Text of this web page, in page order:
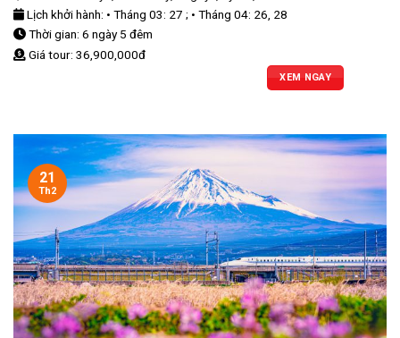
Lịch khởi hành: • Tháng 03: 27 ; • Tháng 04: 26, 28
Thời gian: 6 ngày 5 đêm
Giá tour: 36,900,000đ
XEM NGAY
21
Th2